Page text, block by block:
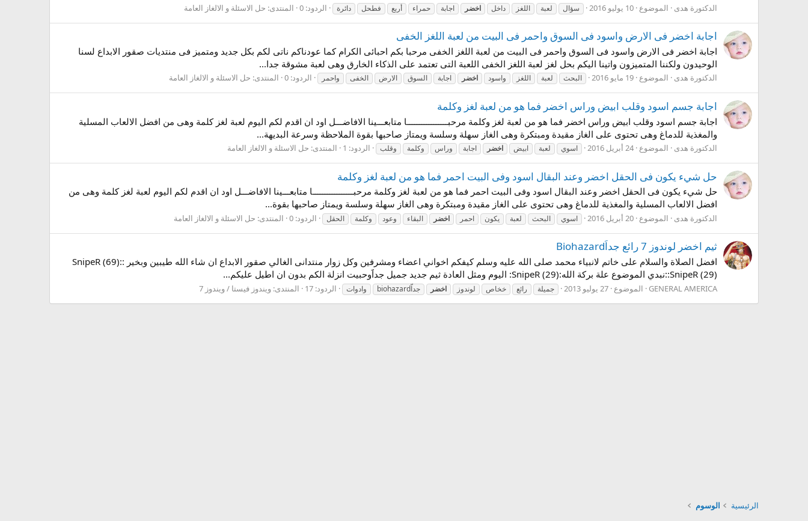
الدكتورة هدى الموضوع 10 يوليو 2016 سؤال لعبة اللغز داخل اخضر اجابة حمراء أربع فطحل دائرة الردود: 0 المنتدى: حل الاسئلة و الالغاز العامة
اجابة اخضر فى الارض واسود فى السوق واحمر فى البيت من لعبة اللغز الخفى
اجابة اخضر فى الارض واسود فى السوق واحمر فى البيت من لعبة اللغز الخفى مرحبا بكم احبائى الكرام كما عودناكم ناتى لكم بكل جديد ومتميز فى منتديات صقور الابداع لسنا
الوحيدون ولكننا المتميزون واتينا اليكم بحل لغز لعبة اللغز الخفى اللعبة التى تعتمد على الذكاء الخارق وهى لعبة مشوقة جدا...
الدكتورة هدى الموضوع 19 مايو 2016 البحث لعبة اللغز واسود اخضر اجابة السوق الارض الخفى واحمر الردود: 0 المنتدى: حل الاسئلة و الالغاز العامة
اجابة جسم اسود وقلب ابيض وراس اخضر فما هو من لعبة لغز وكلمة
اجابة جسم اسود وقلب ابيض وراس اخضر فما هو من لعبة لغز وكلمة مرحبـــــــــــــــــا متابعـــينا الافاضـــل اود ان اقدم لكم اليوم لعبة لغز كلمة وهى من افضل الالعاب المسلية
والمغذية للدماغ وهى تحتوى على الغاز مقيدة ومبتكرة وهى الغاز سهلة وسلسة ويمتاز صاحبها بقوة الملاحظة وسرعة البديهة...
الدكتورة هدى الموضوع 24 أبريل 2016 اسوي لعبة ابيض اخضر اجابة وراس وكلمة وقلب الردود: 1 المنتدى: حل الاسئلة و الالغاز العامة
حل شيء يكون فى الحقل اخضر وعند البقال اسود وفى البيت احمر فما هو من لعبة لغز وكلمة
حل شيء يكون فى الحقل اخضر وعند البقال اسود وفى البيت احمر فما هو من لعبة لغز وكلمة مرحبـــــــــــــــــا متابعـــينا الافاضـــل اود ان اقدم لكم اليوم لعبة لغز كلمة وهى من
افضل الالعاب المسلية والمغذية للدماغ وهى تحتوى على الغاز مقيدة ومبتكرة وهى الغاز سهلة وسلسة ويمتاز صاحبها بقوة...
الدكتورة هدى الموضوع 20 أبريل 2016 اسوي البحث لعبة يكون احمر اخضر البقاء وعود وكلمة الحقل الردود: 0 المنتدى: حل الاسئلة و الالغاز العامة
ثيم اخضر لوندوز 7 رائع جداَBiohazard
افضل الصلاة والسلام على خاتم لانبياء محمد صلى الله عليه وسلم كيفكم اخواني اعضاء ومشرفين وكل زوار منتدانى الغالي صقور الابداع ان شاء الله طيبين وبخير :SnipeR (69):
:SnipeR (29):نبدي الموضوع علة بركة الله:SnipeR (29): اليوم ومثل العادة ثيم جديد جميل جداََوحبيت انزلة الكم بدون ان اطيل عليكم...
GENERAL AMERICA الموضوع 27 يوليو 2013 جميلة رائع خخاص لوندوز اخضر جداّbiohazard وادوات الردود: 17 المنتدى: ويندوز فيستا / ويندوز 7
الرئيسية الوسوم